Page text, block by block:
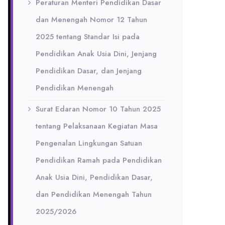
Peraturan Menteri Pendidikan Dasar
dan Menengah Nomor 12 Tahun
2025 tentang Standar Isi pada
Pendidikan Anak Usia Dini, Jenjang
Pendidikan Dasar, dan Jenjang
Pendidikan Menengah
Surat Edaran Nomor 10 Tahun 2025
tentang Pelaksanaan Kegiatan Masa
Pengenalan Lingkungan Satuan
Pendidikan Ramah pada Pendidikan
Anak Usia Dini, Pendidikan Dasar,
dan Pendidikan Menengah Tahun
2025/2026